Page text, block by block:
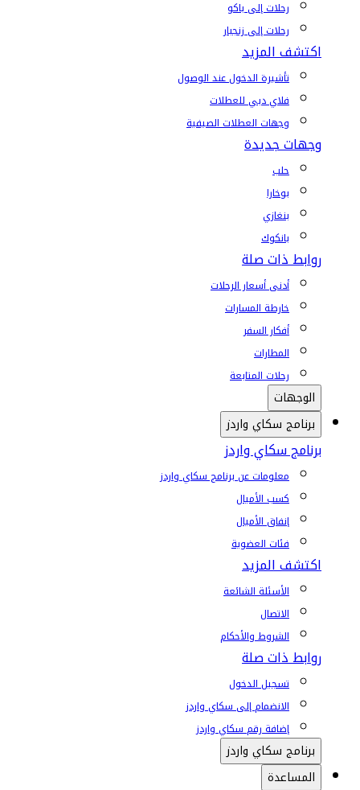
رحلات إلى باكو
رحلات إلى زنجبار
اكتشف المزيد
تأشيرة الدخول عند الوصول
فلاي دبي للعطلات
وجهات العطلات الصيفية
وجهات جديدة
حلب
بوخارا
بنغازي
بانكوك
روابط ذات صلة
أدنى أسعار الرحلات
خارطة المسارات
أفكار السفر
المطارات
رحلات المتابعة
الوجهات
برنامج سكاي واردز
برنامج سكاي واردز
معلومات عن برنامج سكاي واردز
كسب الأميال
إنفاق الأميال
فئات العضوية
اكتشف المزيد
الأسئلة الشائعة
الاتصال
الشروط والأحكام
روابط ذات صلة
تسجيل الدخول
الانضمام إلى سكاي واردز
إضافة رقم سكاي واردز
برنامج سكاي واردز
المساعدة